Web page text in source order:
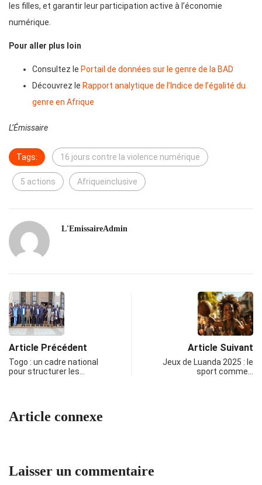
les filles, et garantir leur participation active à l’économie
numérique.
Pour aller plus loin
Consultez le Portail de données sur le genre de la BAD
Découvrez le Rapport analytique de l’Indice de l’égalité du
genre en Afrique
L’Émissaire
Tags: 16 jours contre la violence numérique
5 actions Afriqueinclusive
L'EmissaireAdmin
Article Précédent
Togo : un cadre national
pour structurer les…
Article Suivant
Jeux de Luanda 2025 : le
sport comme…
Article connexe
Laisser un commentaire